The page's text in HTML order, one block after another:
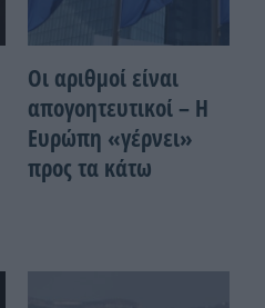
Οι αριθμοί είναι
απογοητευτικοί – Η
Ευρώπη «γέρνει»
προς τα κάτω